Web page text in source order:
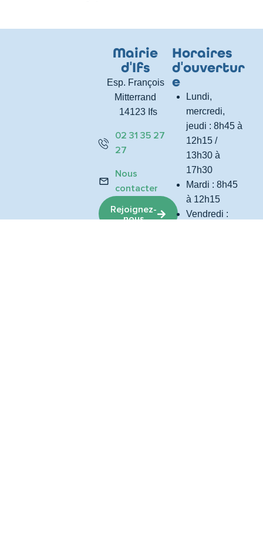
Mairie
d'Ifs
Esp. François
Mitterrand
14123 Ifs
02 31 35 27
27
Nous
contacter
Rejoignez-
nous
Horaires
d'ouvertur
e
Lundi,
mercredi,
jeudi : 8h45 à
12h15 /
13h30 à
17h30
Mardi : 8h45
à 12h15
Vendredi :